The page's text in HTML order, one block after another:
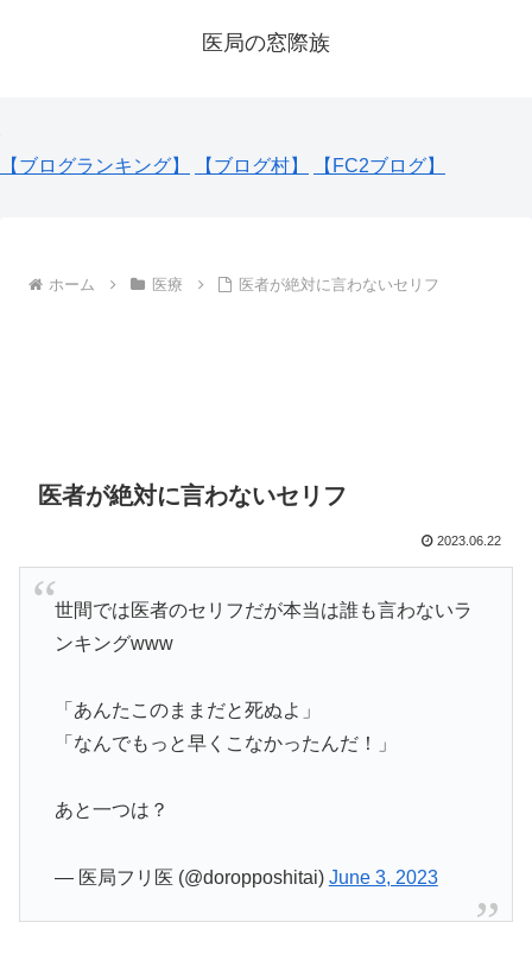
医局の窓際族
【ブログランキング】 【ブログ村】 【FC2ブログ】
ホーム 医療 医者が絶対に言わないセリフ
医者が絶対に言わないセリフ
2023.06.22
世間では医者のセリフだが本当は誰も言わないラ
ンキングwww
「あんたこのままだと死ぬよ」
「なんでもっと早くこなかったんだ！」
あと一つは？
— 医局フリ医 (@doropposhitai) June 3, 2023